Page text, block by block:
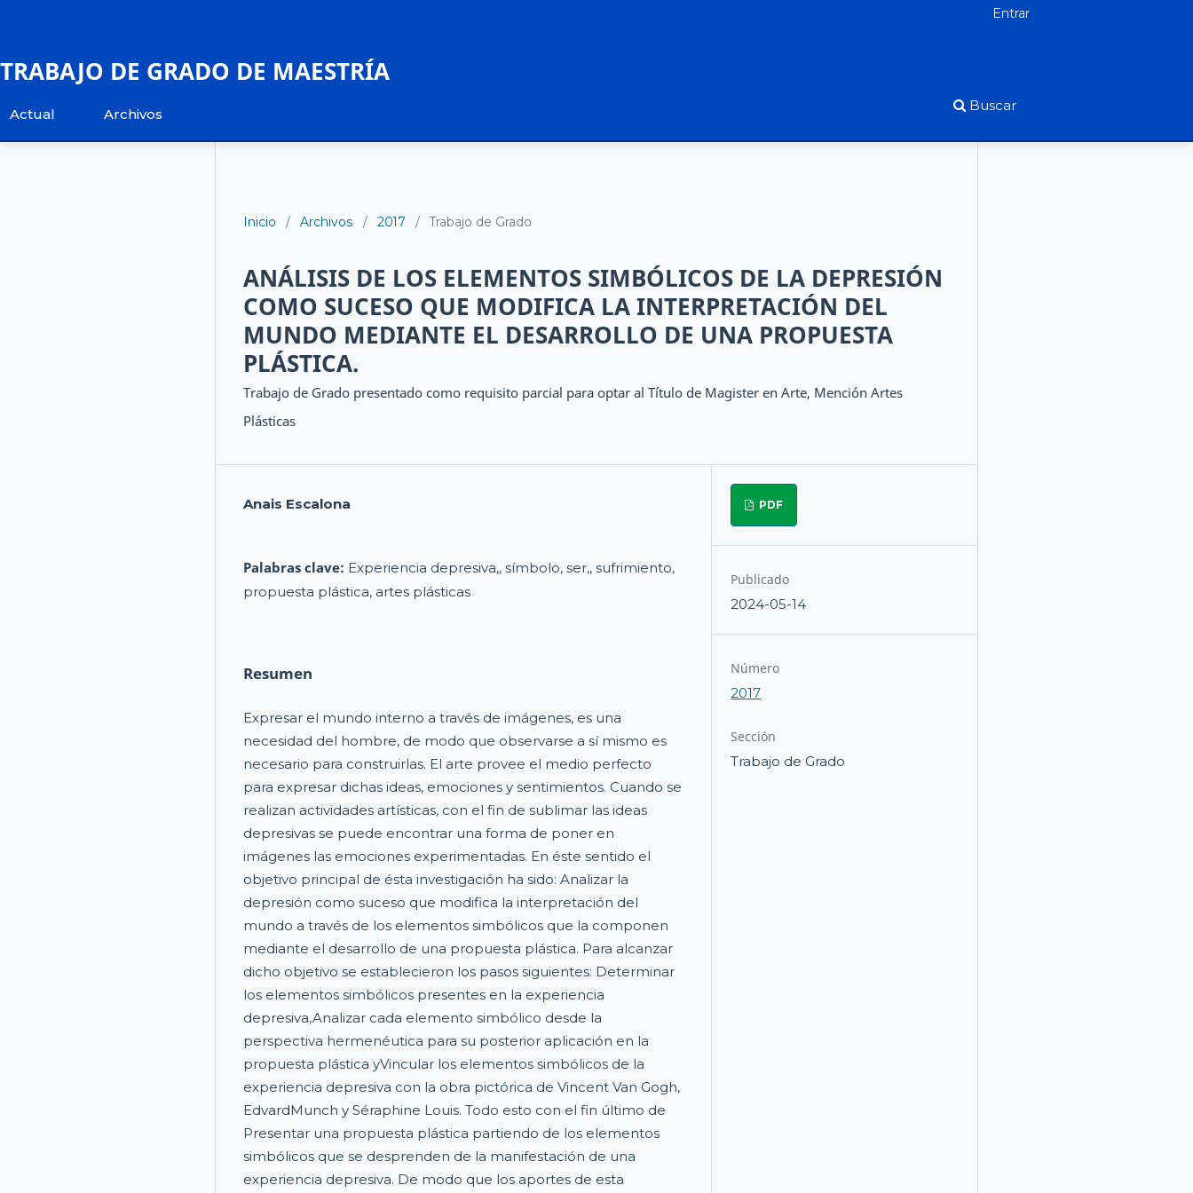
TRABAJO DE GRADO DE MAESTRÍA
Actual Archivos
Buscar
Entrar
Inicio / Archivos / 2017 / Trabajo de Grado
ANÁLISIS DE LOS ELEMENTOS SIMBÓLICOS DE LA DEPRESIÓN
COMO SUCESO QUE MODIFICA LA INTERPRETACIÓN DEL
MUNDO MEDIANTE EL DESARROLLO DE UNA PROPUESTA
PLÁSTICA.
Trabajo de Grado presentado como requisito parcial para optar al Título de Magister en Arte, Mención Artes
Plásticas
Anais Escalona
Palabras clave: Experiencia depresiva,, símbolo, ser,, sufrimiento,
propuesta plástica, artes plásticas
Resumen
Expresar el mundo interno a través de imágenes, es una
necesidad del hombre, de modo que observarse a sí mismo es
necesario para construirlas. El arte provee el medio perfecto
para expresar dichas ideas, emociones y sentimientos. Cuando se
realizan actividades artísticas, con el fin de sublimar las ideas
depresivas se puede encontrar una forma de poner en
imágenes las emociones experimentadas. En éste sentido el
objetivo principal de ésta investigación ha sido: Analizar la
depresión como suceso que modifica la interpretación del
mundo a través de los elementos simbólicos que la componen
mediante el desarrollo de una propuesta plástica. Para alcanzar
dicho objetivo se establecieron los pasos siguientes: Determinar
los elementos simbólicos presentes en la experiencia
depresiva,Analizar cada elemento simbólico desde la
perspectiva hermenéutica para su posterior aplicación en la
propuesta plástica yVincular los elementos simbólicos de la
experiencia depresiva con la obra pictórica de Vincent Van Gogh,
EdvardMunch y Séraphine Louis. Todo esto con el fin último de
Presentar una propuesta plástica partiendo de los elementos
simbólicos que se desprenden de la manifestación de una
experiencia depresiva. De modo que los aportes de esta
PDF
Publicado
2024-05-14
Número
2017
Sección
Trabajo de Grado